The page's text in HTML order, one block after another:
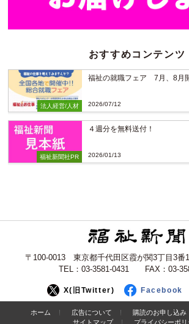
おすすめコンテンツ
法人経営/人材
福祉の就職フェア 7月、8月
2026/07/12
福祉新聞社PR
４週分を無料送付！
2026/01/13
〒100-0013 東京都千代田区霞が関3丁目3
TEL：03-3581-0431 FAX：03-
X(旧Twitter) Facebook
ホーム 広告について 購読のお申し込み
サイトマップ
プライバシーポリ